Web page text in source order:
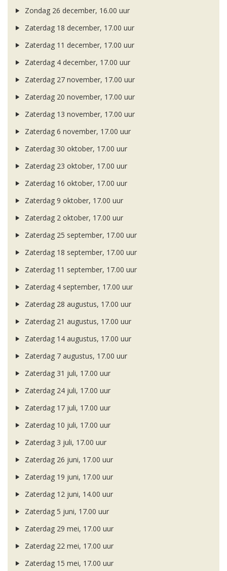
Zondag 26 december, 16.00 uur
Zaterdag 18 december, 17.00 uur
Zaterdag 11 december, 17.00 uur
Zaterdag 4 december, 17.00 uur
Zaterdag 27 november, 17.00 uur
Zaterdag 20 november, 17.00 uur
Zaterdag 13 november, 17.00 uur
Zaterdag 6 november, 17.00 uur
Zaterdag 30 oktober, 17.00 uur
Zaterdag 23 oktober, 17.00 uur
Zaterdag 16 oktober, 17.00 uur
Zaterdag 9 oktober, 17.00 uur
Zaterdag 2 oktober, 17.00 uur
Zaterdag 25 september, 17.00 uur
Zaterdag 18 september, 17.00 uur
Zaterdag 11 september, 17.00 uur
Zaterdag 4 september, 17.00 uur
Zaterdag 28 augustus, 17.00 uur
Zaterdag 21 augustus, 17.00 uur
Zaterdag 14 augustus, 17.00 uur
Zaterdag 7 augustus, 17.00 uur
Zaterdag 31 juli, 17.00 uur
Zaterdag 24 juli, 17.00 uur
Zaterdag 17 juli, 17.00 uur
Zaterdag 10 juli, 17.00 uur
Zaterdag 3 juli, 17.00 uur
Zaterdag 26 juni, 17.00 uur
Zaterdag 19 juni, 17.00 uur
Zaterdag 12 juni, 14.00 uur
Zaterdag 5 juni, 17.00 uur
Zaterdag 29 mei, 17.00 uur
Zaterdag 22 mei, 17.00 uur
Zaterdag 15 mei, 17.00 uur